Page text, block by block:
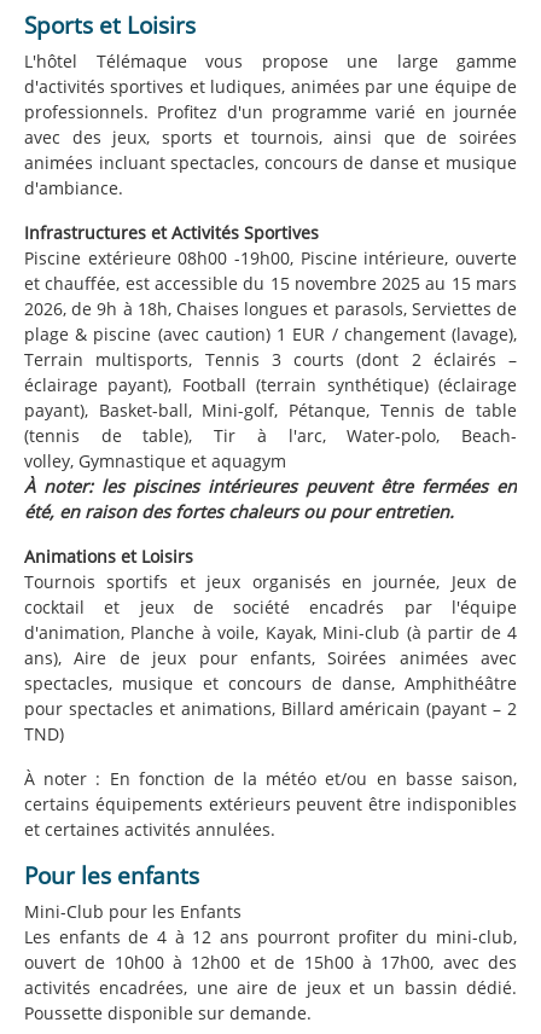
Sports et Loisirs
L'hôtel Télémaque vous propose une large gamme
d'activités sportives et ludiques, animées par une équipe de
professionnels. Profitez d'un programme varié en journée
avec des jeux, sports et tournois, ainsi que de soirées
animées incluant spectacles, concours de danse et musique
d'ambiance.
Infrastructures et Activités Sportives
Piscine extérieure 08h00 -19h00, Piscine intérieure, ouverte
et chauffée, est accessible du 15 novembre 2025 au 15 mars
2026, de 9h à 18h, Chaises longues et parasols, Serviettes de
plage & piscine (avec caution) 1 EUR / changement (lavage),
Terrain multisports, Tennis 3 courts (dont 2 éclairés –
éclairage payant), Football (terrain synthétique) (éclairage
payant), Basket-ball, Mini-golf, Pétanque, Tennis de table
(tennis de table), Tir à l'arc, Water-polo, Beach-
volley, Gymnastique et aquagym
À noter: les piscines intérieures peuvent être fermées en
été, en raison des fortes chaleurs ou pour entretien.
Animations et Loisirs
Tournois sportifs et jeux organisés en journée, Jeux de
cocktail et jeux de société encadrés par l'équipe
d'animation, Planche à voile, Kayak, Mini-club (à partir de 4
ans), Aire de jeux pour enfants, Soirées animées avec
spectacles, musique et concours de danse, Amphithéâtre
pour spectacles et animations, Billard américain (payant – 2
TND)
À noter : En fonction de la météo et/ou en basse saison,
certains équipements extérieurs peuvent être indisponibles
et certaines activités annulées.
Pour les enfants
Mini-Club pour les Enfants
Les enfants de 4 à 12 ans pourront profiter du mini-club,
ouvert de 10h00 à 12h00 et de 15h00 à 17h00, avec des
activités encadrées, une aire de jeux et un bassin dédié.
Poussette disponible sur demande.